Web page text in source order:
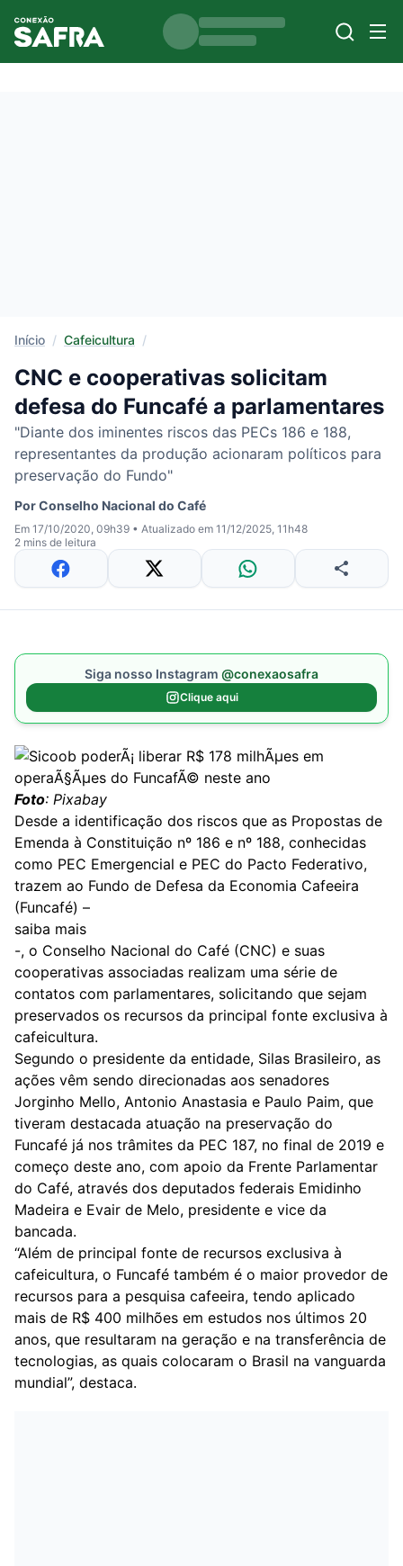
Início / Cafeicultura /
CNC e cooperativas solicitam
defesa do Funcafé a parlamentares
"Diante dos iminentes riscos das PECs 186 e 188,
representantes da produção acionaram políticos para
preservação do Fundo"
PorConselho Nacional do Café
Em 17/10/2020, 09h39 • Atualizado em 11/12/2025, 11h48
2 mins de leitura
Siga nosso Instagram @conexaosafra
Clique aqui
Foto: Pixabay
Desde a identificação dos riscos que as Propostas de
Emenda à Constituição nº 186 e nº 188, conhecidas
como PEC Emergencial e PEC do Pacto Federativo,
trazem ao Fundo de Defesa da Economia Cafeeira
(Funcafé) –
saiba mais
-, o Conselho Nacional do Café (CNC) e suas
cooperativas associadas realizam uma série de
contatos com parlamentares, solicitando que sejam
preservados os recursos da principal fonte exclusiva à
cafeicultura.
Segundo o presidente da entidade, Silas Brasileiro, as
ações vêm sendo direcionadas aos senadores
Jorginho Mello, Antonio Anastasia e Paulo Paim, que
tiveram destacada atuação na preservação do
Funcafé já nos trâmites da PEC 187, no final de 2019 e
começo deste ano, com apoio da Frente Parlamentar
do Café, através dos deputados federais Emidinho
Madeira e Evair de Melo, presidente e vice da
bancada.
“Além de principal fonte de recursos exclusiva à
cafeicultura, o Funcafé também é o maior provedor de
recursos para a pesquisa cafeeira, tendo aplicado
mais de R$ 400 milhões em estudos nos últimos 20
anos, que resultaram na geração e na transferência de
tecnologias, as quais colocaram o Brasil na vanguarda
mundial”, destaca.